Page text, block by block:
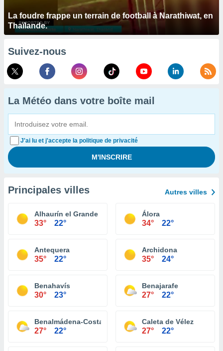
La foudre frappe un terrain de football à Narathiwat, en
Thaïlande.
Suivez-nous
La Météo dans votre boîte mail
J'ai lu et j'accepte la politique de privacité
Principales villes Autres villes
Alhaurín el Grande
33° 22°
Álora
34° 22°
Antequera
35° 22°
Archidona
35° 24°
Benahavís
30° 23°
Benajarafe
27° 22°
Benalmádena-Costa
27° 22°
Caleta de Vélez
27° 22°